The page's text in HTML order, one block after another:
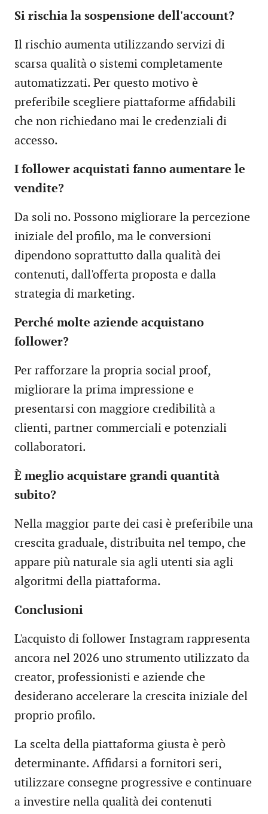
Si rischia la sospensione dell'account?
Il rischio aumenta utilizzando servizi di
scarsa qualità o sistemi completamente
automatizzati. Per questo motivo è
preferibile scegliere piattaforme affidabili
che non richiedano mai le credenziali di
accesso.
I follower acquistati fanno aumentare le
vendite?
Da soli no. Possono migliorare la percezione
iniziale del profilo, ma le conversioni
dipendono soprattutto dalla qualità dei
contenuti, dall'offerta proposta e dalla
strategia di marketing.
Perché molte aziende acquistano
follower?
Per rafforzare la propria social proof,
migliorare la prima impressione e
presentarsi con maggiore credibilità a
clienti, partner commerciali e potenziali
collaboratori.
È meglio acquistare grandi quantità
subito?
Nella maggior parte dei casi è preferibile una
crescita graduale, distribuita nel tempo, che
appare più naturale sia agli utenti sia agli
algoritmi della piattaforma.
Conclusioni
L'acquisto di follower Instagram rappresenta
ancora nel 2026 uno strumento utilizzato da
creator, professionisti e aziende che
desiderano accelerare la crescita iniziale del
proprio profilo.
La scelta della piattaforma giusta è però
determinante. Affidarsi a fornitori seri,
utilizzare consegne progressive e continuare
a investire nella qualità dei contenuti